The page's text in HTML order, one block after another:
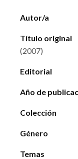
Autor/a
Título original
(2007)
Editorial
Año de
Colección
Género
Temas